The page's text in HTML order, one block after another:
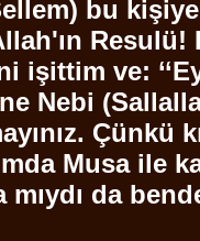
) bu
Resulü!
işittim ve:
Nebi (
Musa
da